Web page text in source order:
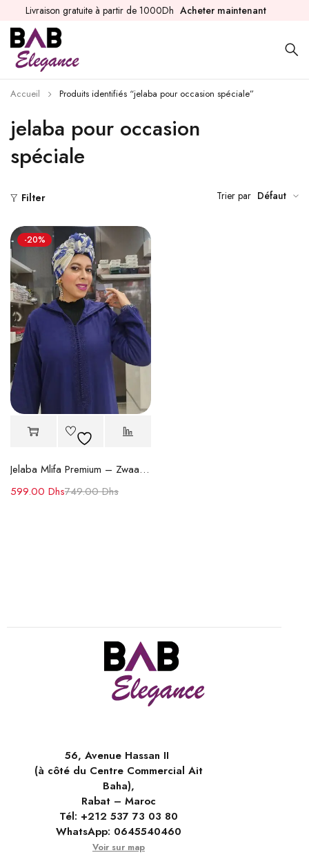
Livraison gratuite à partir de 1000Dh Acheter maintenant
jelaba pour occasion
spéciale
Accueil Produits identifiés “jelaba pour occasion spéciale”
Filter Trier par Défaut
-20%
Jelaba Mlifa Premium – Zwaak Maâlem Ton sur Ton
749.00Dhs
599.00 Dhs
56, Avenue Hassan II
(à côté du Centre Commercial Ait
Baha),
Rabat – Maroc
Tél: +212 537 73 03 80
WhatsApp: 0645540460
Voir sur map